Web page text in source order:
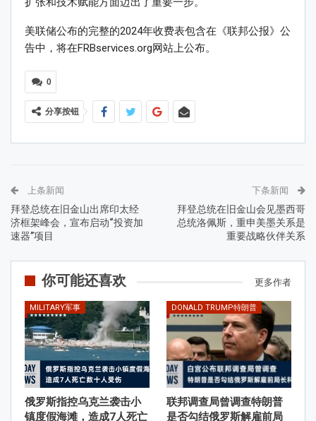
美联储公布的完整的2024年收费表包含在《联邦公报》公
告中，将在FRBservices.org网站上公布。
0
分享按钮
上条新闻
拜登总统在旧金山出席印太经
济框架峰会，宣布启动“投资加
速器”项目
下条新闻
拜登总统在旧金山会见墨西哥
总统洛佩斯，重申美墨关系是
重要战略伙伴关系
你可能还喜欢 更多作者
MILITARY军事
俄罗斯指控乌克兰袭击小
镇度假海滩，造成7人死亡
DONALD TRUMP特朗普
联邦调查局曾调查特朗普
是否勾结俄罗斯解雇前局